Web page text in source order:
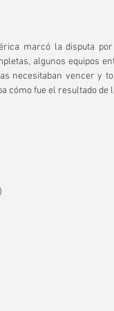
marcó la disputa
algunos equipos
necesitaban vencer y
cómo fue el resultado de